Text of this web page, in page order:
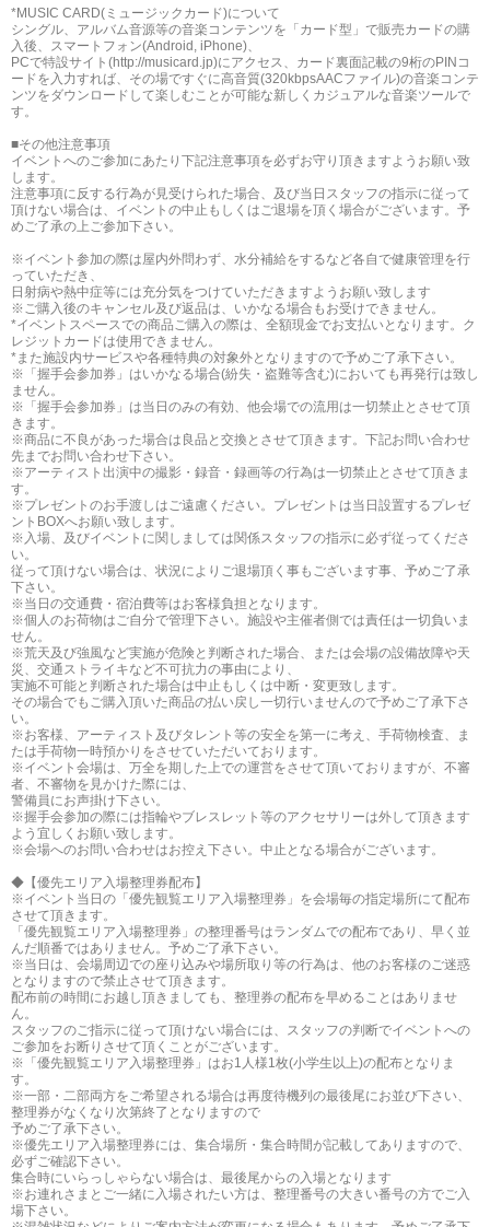
*MUSIC CARD(ミュージックカード)について
シングル、アルバム音源等の音楽コンテンツを「カード型」で販売カードの購
入後、スマートフォン(Android, iPhone)、
PCで特設サイト(http://musicard.jp)にアクセス、カード裏面記載の9桁のPINコ
ードを入力すれば、その場ですぐに高音質(320kbpsAACファイル)の音楽コンテ
ンツをダウンロードして楽しむことが可能な新しくカジュアルな音楽ツールで
す。
■その他注意事項
イベントへのご参加にあたり下記注意事項を必ずお守り頂きますようお願い致
します。
注意事項に反する行為が見受けられた場合、及び当日スタッフの指示に従って
頂けない場合は、イベントの中止もしくはご退場を頂く場合がございます。予
めご了承の上ご参加下さい。
※イベント参加の際は屋内外問わず、水分補給をするなど各自で健康管理を行
っていただき、
日射病や熱中症等には充分気をつけていただきますようお願い致します
※ご購入後のキャンセル及び返品は、いかなる場合もお受けできません。
*イベントスペースでの商品ご購入の際は、全額現金でお支払いとなります。ク
レジットカードは使用できません。
*また施設内サービスや各種特典の対象外となりますので予めご了承下さい。
※「握手会参加券」はいかなる場合(紛失・盗難等含む)においても再発行は致し
ません。
※「握手会参加券」は当日のみの有効、他会場での流用は一切禁止とさせて頂
きます。
※商品に不良があった場合は良品と交換とさせて頂きます。下記お問い合わせ
先までお問い合わせ下さい。
※アーティスト出演中の撮影・録音・録画等の行為は一切禁止とさせて頂きま
す。
※プレゼントのお手渡しはご遠慮ください。プレゼントは当日設置するプレゼ
ントBOXへお願い致します。
※入場、及びイベントに関しましては関係スタッフの指示に必ず従ってくださ
い。
従って頂けない場合は、状況によりご退場頂く事もございます事、予めご了承
下さい。
※当日の交通費・宿泊費等はお客様負担となります。
※個人のお荷物はご自分で管理下さい。施設や主催者側では責任は一切負いま
せん。
※荒天及び強風など実施が危険と判断された場合、または会場の設備故障や天
災、交通ストライキなど不可抗力の事由により、
実施不可能と判断された場合は中止もしくは中断・変更致します。
その場合でもご購入頂いた商品の払い戻し一切行いませんので予めご了承下さ
い。
※お客様、アーティスト及びタレント等の安全を第一に考え、手荷物検査、ま
たは手荷物一時預かりをさせていただいております。
※イベント会場は、万全を期した上での運営をさせて頂いておりますが、不審
者、不審物を見かけた際には、
警備員にお声掛け下さい。
※握手会参加の際には指輪やブレスレット等のアクセサリーは外して頂きます
よう宜しくお願い致します。
※会場へのお問い合わせはお控え下さい。中止となる場合がございます。
◆【優先エリア入場整理券配布】
※イベント当日の「優先観覧エリア入場整理券」を会場毎の指定場所にて配布
させて頂きます。
「優先観覧エリア入場整理券」の整理番号はランダムでの配布であり、早く並
んだ順番ではありません。予めご了承下さい。
※当日は、会場周辺での座り込みや場所取り等の行為は、他のお客様のご迷惑
となりますので禁止させて頂きます。
配布前の時間にお越し頂きましても、整理券の配布を早めることはありませ
ん。
スタッフのご指示に従って頂けない場合には、スタッフの判断でイベントへの
ご参加をお断りさせて頂くことがございます。
※「優先観覧エリア入場整理券」はお1人様1枚(小学生以上)の配布となりま
す。
※一部・二部両方をご希望される場合は再度待機列の最後尾にお並び下さい、
整理券がなくなり次第終了となりますので
予めご了承下さい。
※優先エリア入場整理券には、集合場所・集合時間が記載してありますので、
必ずご確認下さい。
集合時にいらっしゃらない場合は、最後尾からの入場となります
※お連れさまとご一緒に入場されたい方は、整理番号の大きい番号の方でご入
場下さい。